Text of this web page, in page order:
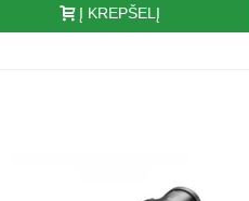
Į KREPŠELĮ